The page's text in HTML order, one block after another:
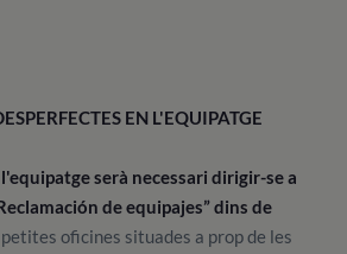
EN L'EQUIPATGE
serà necessari dirigir-se a
de equipajes” dins de
oficines situades a prop de les